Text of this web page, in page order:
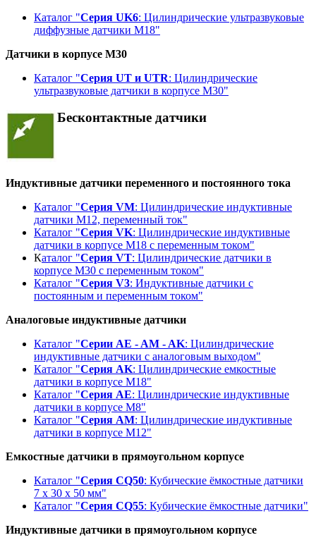
Каталог "Серия UK6: Цилиндрические ультразвуковые
диффузные датчики М18"
Датчики в корпусе M30
Каталог "Серия UT и UTR: Цилиндрические
ультразвуковые датчики в корпусе М30"
Бесконтактные датчики
Индуктивные датчики переменного и постоянного тока
Каталог "Серия VM: Цилиндрические индуктивные
датчики M12, переменный ток"
Каталог "Серия VK: Цилиндрические индуктивные
датчики в корпусе M18 с переменным током"
Каталог "Серия VT: Цилиндрические датчики в
корпусе M30 с переменным током"
Каталог "Серия V3: Индуктивные датчики с
постоянным и переменным током"
Аналоговые индуктивные датчики
Каталог "Серии АE - AM - AK: Цилиндрические
индуктивные датчики с аналоговым выходом"
Каталог "Серия AK: Цилиндрические емкостные
датчики в корпусе M18"
Каталог "Серия АE: Цилиндрические индуктивные
датчики в корпусе М8"
Каталог "Серия AM: Цилиндрические индуктивные
датчики в корпусе М12"
Емкостные датчики в прямоугольном корпусе
Каталог "Серия CQ50: Кубические ёмкостные датчики
7 x 30 x 50 мм"
Каталог "Серия CQ55: Кубические ёмкостные датчики"
Индуктивные датчики в прямоугольном корпусе